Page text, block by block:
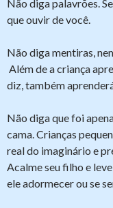
Não diga palavrões.
que ouvir de você.
Não diga mentiras,
Além de a criança
diz, também
Não diga que foi
cama. Crianças
real do imaginário e
Acalme seu filho e
ele adormecer ou se